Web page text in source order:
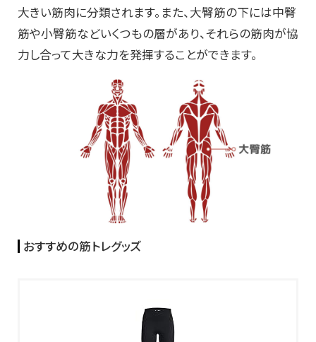
大きい筋肉に分類されます。また、大臀筋の下には中臀
筋や小臀筋などいくつもの層があり、それらの筋肉が協
力し合って大きな力を発揮することができます。
おすすめの筋トレグッズ